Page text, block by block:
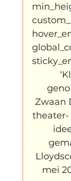
Zwaan
theater-
mei